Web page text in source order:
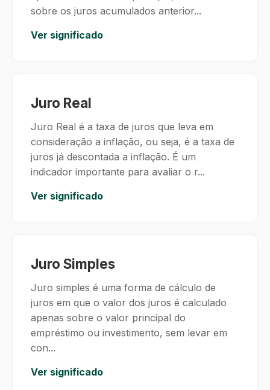
sobre os juros acumulados anterior...
Ver significado
Juro Real
Juro Real é a taxa de juros que leva em
consideração a inflação, ou seja, é a taxa de
juros já descontada a inflação. É um
indicador importante para avaliar o r...
Ver significado
Juro Simples
Juro simples é uma forma de cálculo de
juros em que o valor dos juros é calculado
apenas sobre o valor principal do
empréstimo ou investimento, sem levar em
con...
Ver significado